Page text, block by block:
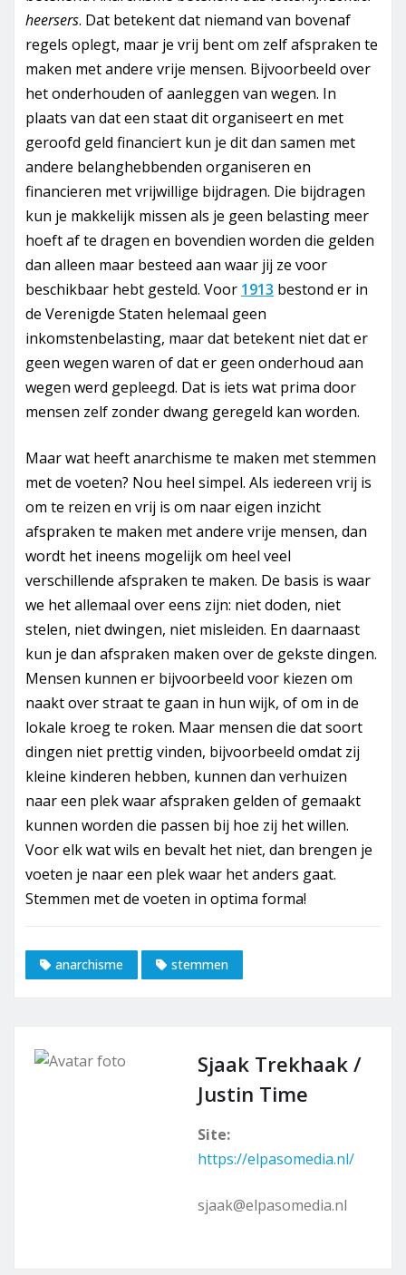
heersers. Dat betekent dat niemand van bovenaf
regels oplegt, maar je vrij bent om zelf afspraken te
maken met andere vrije mensen. Bijvoorbeeld over
het onderhouden of aanleggen van wegen. In
plaats van dat een staat dit organiseert en met
geroofd geld financiert kun je dit dan samen met
andere belanghebbenden organiseren en
financieren met vrijwillige bijdragen. Die bijdragen
kun je makkelijk missen als je geen belasting meer
hoeft af te dragen en bovendien worden die gelden
dan alleen maar besteed aan waar jij ze voor
beschikbaar hebt gesteld. Voor 1913 bestond er in
de Verenigde Staten helemaal geen
inkomstenbelasting, maar dat betekent niet dat er
geen wegen waren of dat er geen onderhoud aan
wegen werd gepleegd. Dat is iets wat prima door
mensen zelf zonder dwang geregeld kan worden.
Maar wat heeft anarchisme te maken met stemmen
met de voeten? Nou heel simpel. Als iedereen vrij is
om te reizen en vrij is om naar eigen inzicht
afspraken te maken met andere vrije mensen, dan
wordt het ineens mogelijk om heel veel
verschillende afspraken te maken. De basis is waar
we het allemaal over eens zijn: niet doden, niet
stelen, niet dwingen, niet misleiden. En daarnaast
kun je dan afspraken maken over de gekste dingen.
Mensen kunnen er bijvoorbeeld voor kiezen om
naakt over straat te gaan in hun wijk, of om in de
lokale kroeg te roken. Maar mensen die dat soort
dingen niet prettig vinden, bijvoorbeeld omdat zij
kleine kinderen hebben, kunnen dan verhuizen
naar een plek waar afspraken gelden of gemaakt
kunnen worden die passen bij hoe zij het willen.
Voor elk wat wils en bevalt het niet, dan brengen je
voeten je naar een plek waar het anders gaat.
Stemmen met de voeten in optima forma!
anarchisme stemmen
Sjaak Trekhaak /
Justin Time
Site:
https://elpasomedia.nl/
sjaak@elpasomedia.nl